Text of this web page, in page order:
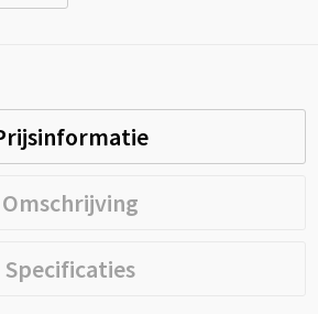
Omschrijving
Specificaties